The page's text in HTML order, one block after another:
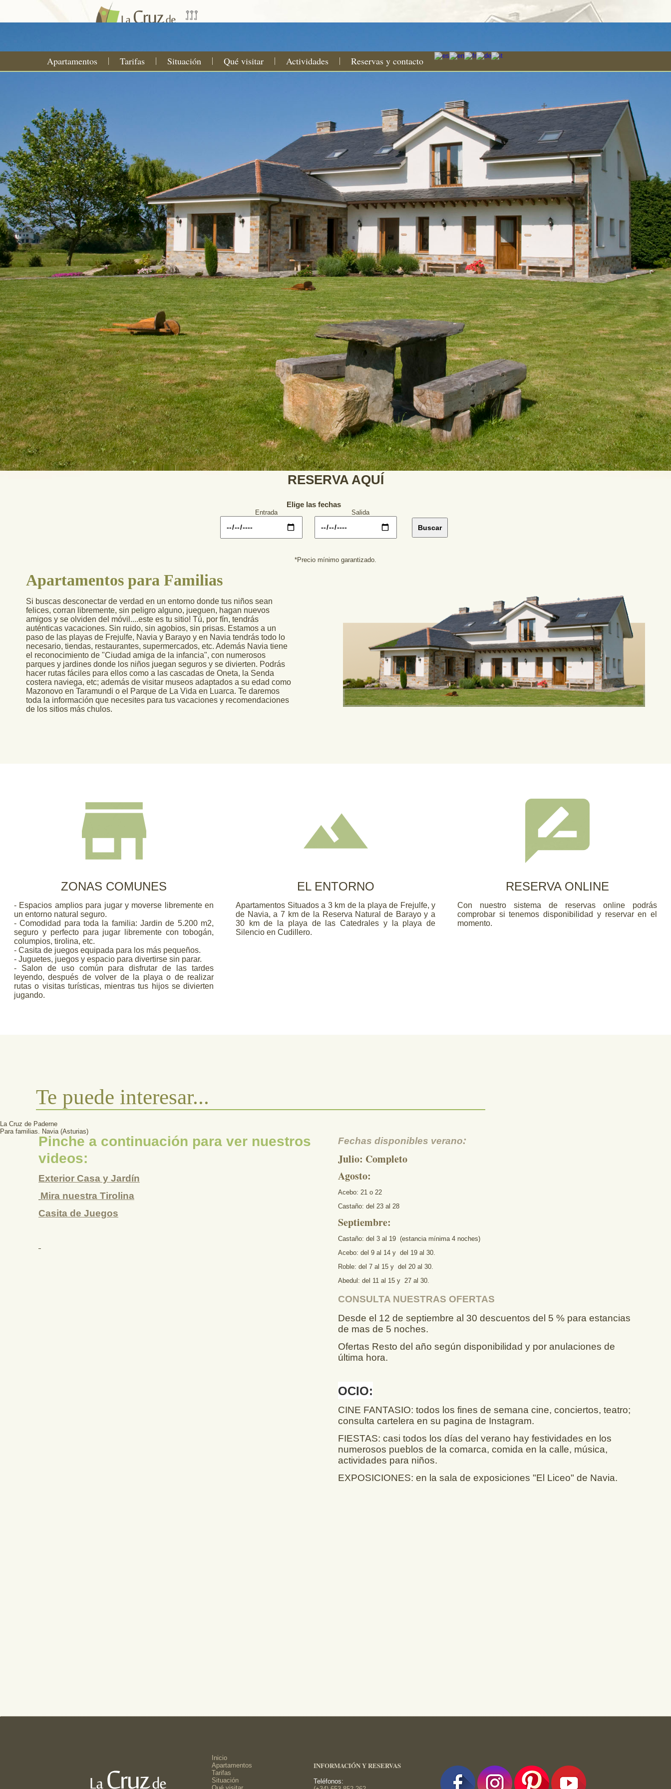
Apartamentos Tarifas Situación Qué visitar Actividades Reservas y contacto
La Cruz de Paderne
Para familias. Navia (Asturias)
RESERVA AQUÍ
Elige las fechas
Entrada Salida
*Precio mínimo garantizado.
Apartamentos para Familias
Si buscas desconectar de verdad en un entorno donde tus niños sean
felices, corran libremente, sin peligro alguno, jueguen, hagan nuevos
amigos y se olviden del móvil....este es tu sitio! Tú, por fín, tendrás
auténticas vacaciones. Sin ruido, sin agobios, sin prisas. Estamos a un
paso de las playas de Frejulfe, Navia y Barayo y en Navia tendrás todo lo
necesario, tiendas, restaurantes, supermercados, etc. Además Navia tiene
el reconocimiento de "Ciudad amiga de la infancia", con numerosos
parques y jardines donde los niños juegan seguros y se divierten. Podrás
hacer rutas fáciles para ellos como a las cascadas de Oneta, la Senda
costera naviega, etc; además de visitar museos adaptados a su edad como
Mazonovo en Taramundi o el Parque de La Vida en Luarca. Te daremos
toda la información que necesites para tus vacaciones y recomendaciones
de los sitios más chulos.
ZONAS COMUNES
- Espacios amplios para jugar y moverse libremente en
un entorno natural seguro.
- Comodidad para toda la familia: Jardin de 5.200 m2,
seguro y perfecto para jugar libremente con tobogán,
columpios, tirolina, etc.
- Casita de juegos equipada para los más pequeños.
- Juguetes, juegos y espacio para divertirse sin parar.
- Salon de uso común para disfrutar de las tardes
leyendo, después de volver de la playa o de realizar
rutas o visitas turísticas, mientras tus hijos se divierten
jugando.
EL ENTORNO
Apartamentos Situados a 3 km de la playa de Frejulfe, y
de Navia, a 7 km de la Reserva Natural de Barayo y a
30 km de la playa de las Catedrales y la playa de
Silencio en Cudillero.
RESERVA ONLINE
Con nuestro sistema de reservas online podrás
comprobar si tenemos disponibilidad y reservar en el
momento.
Te puede interesar...
Pinche a continuación para ver nuestros
videos:
Exterior Casa y Jardín
Mira nuestra Tirolina
Casita de Juegos
Fechas disponibles verano:
Julio: Completo
Agosto:
Acebo: 21 o 22
Castaño: del 23 al 28
Septiembre:
Castaño: del 3 al 19 (estancia mínima 4 noches)
Acebo: del 9 al 14 y del 19 al 30.
Roble: del 7 al 15 y del 20 al 30.
Abedul: del 11 al 15 y 27 al 30.
CONSULTA NUESTRAS OFERTAS
Desde el 12 de septiembre al 30 descuentos del 5 % para estancias
de mas de 5 noches.
Ofertas Resto del año según disponibilidad y por anulaciones de
última hora.
OCIO:
CINE FANTASIO: todos los fines de semana cine, conciertos, teatro;
consulta cartelera en su pagina de Instagram.
FIESTAS: casi todos los días del verano hay festividades en los
numerosos pueblos de la comarca, comida en la calle, música,
actividades para niños.
EXPOSICIONES: en la sala de exposiciones "El Liceo" de Navia.
Inicio
Apartamentos
Tarifas
Situación
INFORMACIÓN Y RESERVAS
Teléfonos: